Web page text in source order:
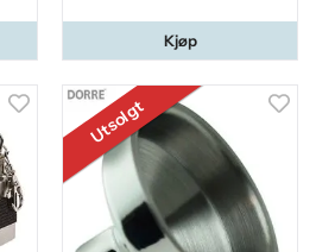
Kjøp
Utsolgt